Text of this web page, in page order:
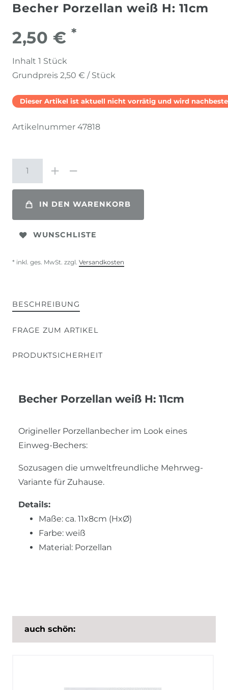
Becher Porzellan weiß H: 11cm
2,50 € *
Inhalt 1 Stück
Grundpreis 2,50 € / Stück
Dieser Artikel ist aktuell nicht vorrätig und wird
Artikelnummer 47818
IN DEN WARENKORB
WUNSCHLISTE
* inkl. ges. MwSt. zzgl. Versandkosten
BESCHREIBUNG
FRAGE ZUM ARTIKEL
PRODUKTSICHERHEIT
Becher Porzellan weiß H: 11cm
Origineller Porzellanbecher im Look eines
Einweg-Bechers:
Sozusagen die umweltfreundliche Mehrweg-
Variante für Zuhause.
Details:
Maße: ca. 11x8cm (HxØ)
Farbe: weiß
Material: Porzellan
auch schön: